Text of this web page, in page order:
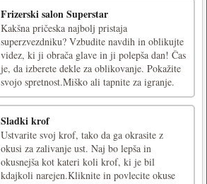
Frizerski salon Superstar
Kakšna pričeska najbolj pristaja
superzvezdniku? Vzbudite navdih in oblikujte
videz, ki ji obrača glave in ji polepša dan! Čas
je, da izberete dekle za oblikovanje. Pokažite
svojo spretnost.Miško ali tapnite za igranje.
Sladki krof
Ustvarite svoj krof, tako da ga okrasite z
okusi za zalivanje ust. Naj bo lepša in
okusnejša kot kateri koli krof, ki je bil
kdajkoli narejen.Kliknite in povlecite okuse